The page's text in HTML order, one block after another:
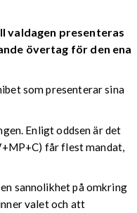
valdagen presenteras
övertag för den ena
som presenterar sina
Enligt oddsen är det
får flest mandat,
sannolikhet på omkring
valet och att